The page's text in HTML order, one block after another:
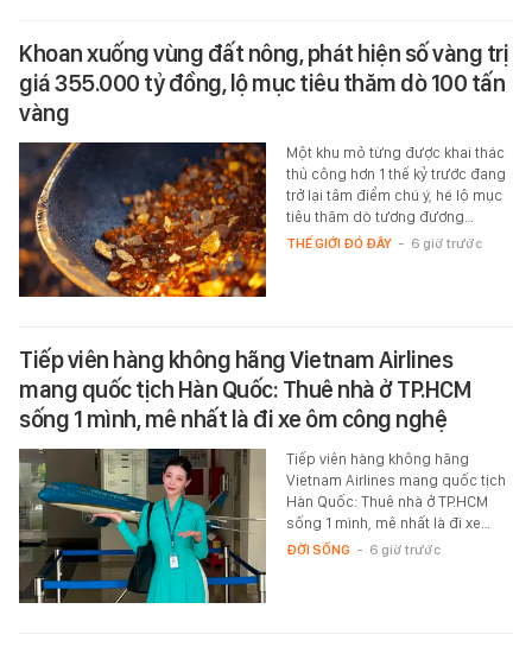
Khoan xuống vùng đất nông, phát hiện số vàng trị
giá 355.000 tỷ đồng, lộ mục tiêu thăm dò 100 tấn
vàng
Một khu mỏ từng được khai thác
thủ công hơn 1 thế kỷ trước đang
trở lại tâm điểm chú ý, hé lộ mục
tiêu thăm dò tương đương…
THẾ GIỚI ĐÓ ĐÂY - 6 giờ trước
Tiếp viên hàng không hãng Vietnam Airlines
mang quốc tịch Hàn Quốc: Thuê nhà ở TP.HCM
sống 1 mình, mê nhất là đi xe ôm công nghệ
Tiếp viên hàng không hãng
Vietnam Airlines mang quốc tịch
Hàn Quốc: Thuê nhà ở TP.HCM
sống 1 mình, mê nhất là đi xe…
ĐỜI SỐNG - 6 giờ trước